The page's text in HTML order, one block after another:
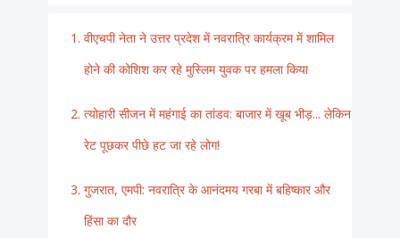
वीएचपी नेता ने उत्तर प्रदेश में नवरात्रि कार्यक्रम में शामिल
होने की कोशिश कर रहे मुस्लिम युवक पर हमला किया
त्योहारी सीजन में महंगाई का तांडव: बाजार में खूब भीड़... लेकिन
रेट पूछकर पीछे हट जा रहे लोग!
गुजरात, एमपी: नवरात्रि के आनंदमय गरबा में बहिष्कार और
हिंसा का दौर